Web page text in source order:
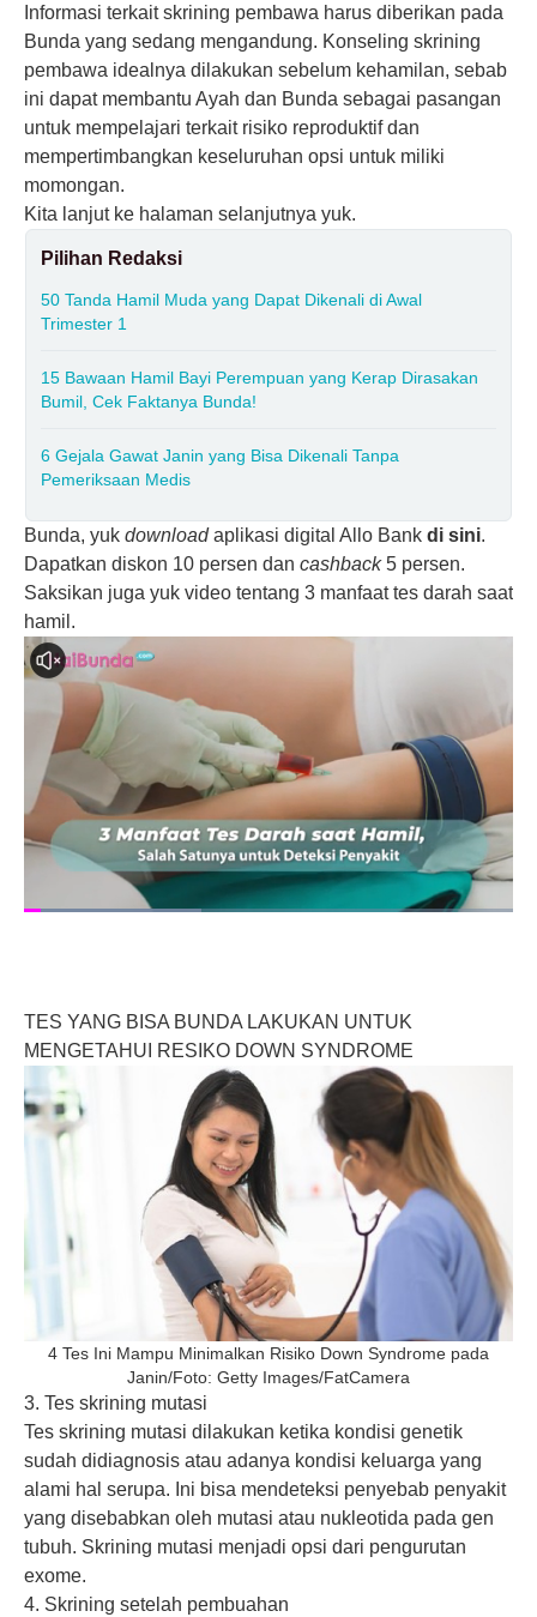
Informasi terkait skrining pembawa harus diberikan pada
Bunda yang sedang mengandung. Konseling skrining
pembawa idealnya dilakukan sebelum kehamilan, sebab
ini dapat membantu Ayah dan Bunda sebagai pasangan
untuk mempelajari terkait risiko reproduktif dan
mempertimbangkan keseluruhan opsi untuk miliki
momongan.
Kita lanjut ke halaman selanjutnya yuk.
Pilihan Redaksi
50 Tanda Hamil Muda yang Dapat Dikenali di Awal
Trimester 1
15 Bawaan Hamil Bayi Perempuan yang Kerap Dirasakan
Bumil, Cek Faktanya Bunda!
6 Gejala Gawat Janin yang Bisa Dikenali Tanpa
Pemeriksaan Medis
Bunda, yuk downloadaplikasi digital Allo Bank di sini.
Dapatkan diskon 10 persen dan cashback5 persen.
Saksikan juga yuk video tentang 3 manfaat tes darah saat
hamil.
TES YANG BISA BUNDA LAKUKAN UNTUK
MENGETAHUI RESIKO DOWN SYNDROME
4 Tes Ini Mampu Minimalkan Risiko Down Syndrome pada
Janin/Foto: Getty Images/FatCamera
3. Tes skrining mutasi
Tes skrining mutasi dilakukan ketika kondisi genetik
sudah didiagnosis atau adanya kondisi keluarga yang
alami hal serupa. Ini bisa mendeteksi penyebab penyakit
yang disebabkan oleh mutasi atau nukleotida pada gen
tubuh. Skrining mutasi menjadi opsi dari pengurutan
exome.
4. Skrining setelah pembuahan